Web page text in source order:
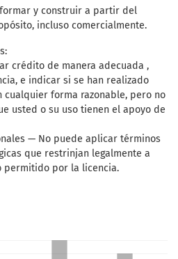
y construir a partir del
incluso comercialmente.
crédito de manera adecuada ,
e indicar si se han realizado
cualquier forma razonable, pero no
usted o su uso tienen el apoyo de
— No puede aplicar términos
que restrinjan legalmente a
permitido por la licencia.